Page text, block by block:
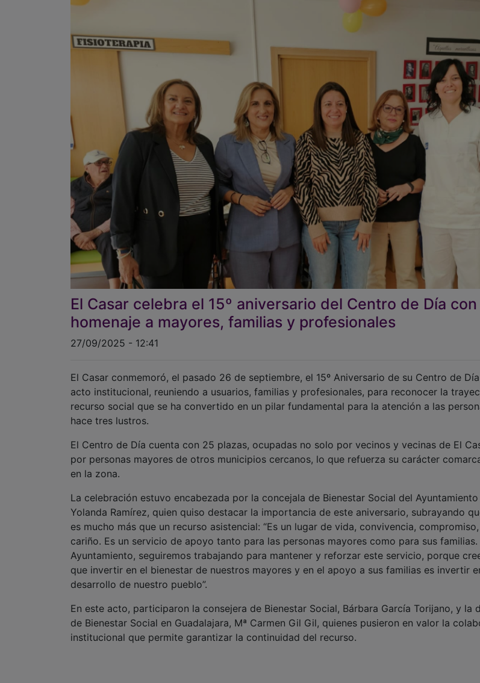
El Casar celebra el 15º aniversario del Centro de Día con
homenaje a mayores, familias y profesionales
27/09/2025 - 12:41
El Casar conmemoró, el pasado 26 de septiembre, el 15º Aniversario de su Centro de
acto institucional, reuniendo a usuarios, familias y profesionales, para reconocer la
recurso social que se ha convertido en un pilar fundamental para la atención a las
hace tres lustros.
El Centro de Día cuenta con 25 plazas, ocupadas no solo por vecinos y vecinas de El
por personas mayores de otros municipios cercanos, lo que refuerza su carácter
en la zona.
La celebración estuvo encabezada por la concejala de Bienestar Social del Ayuntamiento
Yolanda Ramírez, quien quiso destacar la importancia de este aniversario, subrayando
es mucho más que un recurso asistencial: “Es un lugar de vida, convivencia,
cariño. Es un servicio de apoyo tanto para las personas mayores como para sus familias.
Ayuntamiento, seguiremos trabajando para mantener y reforzar este servicio, porque
que invertir en el bienestar de nuestros mayores y en el apoyo a sus familias es invertir
desarrollo de nuestro pueblo”.
En este acto, participaron la consejera de Bienestar Social, Bárbara García Torijano, y la
de Bienestar Social en Guadalajara, Mª Carmen Gil Gil, quienes pusieron en valor la
institucional que permite garantizar la continuidad del recurso.